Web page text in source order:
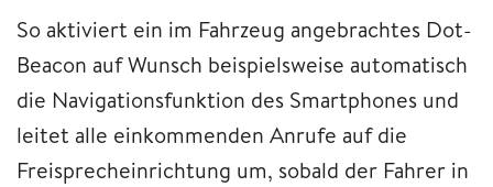
So aktiviert ein im Fahrzeug angebrachtes Dot-
Beacon auf Wunsch beispielsweise automatisch
die Navigationsfunktion des Smartphones und
leitet alle einkommenden Anrufe auf die
Freisprecheinrichtung um, sobald der Fahrer in